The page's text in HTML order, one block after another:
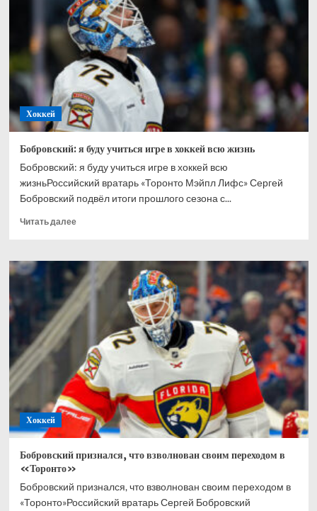
Ахтямове:
рад,
что
могу
способствовать
его
развитию
Хоккей
Бобровский: я буду учиться игре в хоккей всю жизнь
Бобровский: я буду учиться игре в хоккей всю
жизньРоссийский вратарь «Торонто Мэйпл Лифс» Сергей
Бобровский подвёл итоги прошлого сезона с...
Читать далееПрочитать
Бобровский:
буду
учиться
игре
хоккей
всю
жизнь
Хоккей
Бобровский признался, что взволнован своим переходом в
«Торонто»
Бобровский признался, что взволнован своим переходом в
«Торонто»Российский вратарь Сергей Бобровский